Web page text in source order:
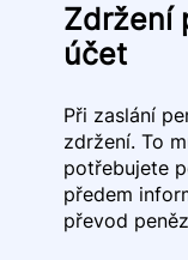
Zdržení
účet
Při zaslání
zdržení. To
potřebujete
předem
převod